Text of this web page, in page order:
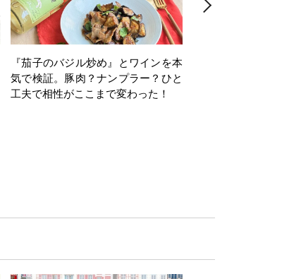
『茄子のバジル炒め』とワインを本
気で検証。豚肉？ナンプラー？ひと
工夫で相性がここまで変わった！